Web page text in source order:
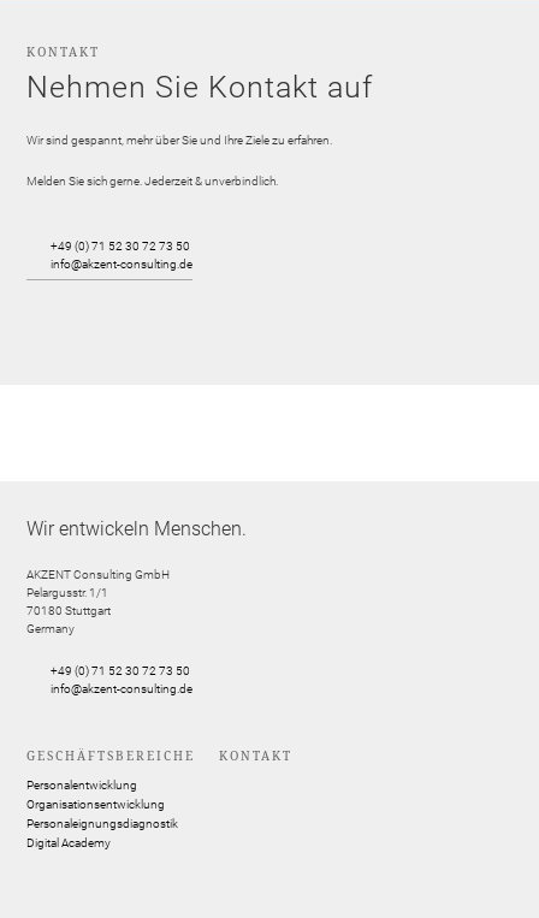
KONTAKT
Nehmen Sie Kontakt auf
Wir sind gespannt, mehr über Sie und Ihre Ziele zu erfahren.
Melden Sie sich gerne. Jederzeit & unverbindlich.
+49 (0) 71 52 30 72 73 50
info@akzent-consulting.de
Wir entwickeln Menschen.
AKZENT Consulting GmbH
Pelargusstr. 1/1
70180 Stuttgart
Germany
+49 (0) 71 52 30 72 73 50
info@akzent-consulting.de
GESCHÄFTSBEREICHE
Personalentwicklung
Organisationsentwicklung
Personaleignungsdiagnostik
Digital Academy
KONTAKT